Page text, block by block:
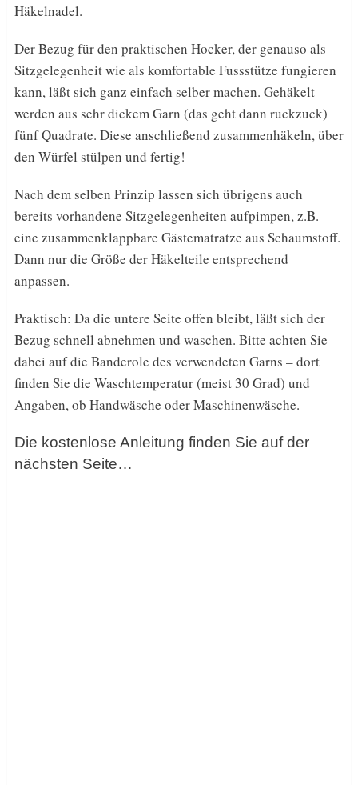
Häkelnadel.
Der Bezug für den praktischen Hocker, der genauso als
Sitzgelegenheit wie als komfortable Fussstütze fungieren
kann, läßt sich ganz einfach selber machen. Gehäkelt
werden aus sehr dickem Garn (das geht dann ruckzuck)
fünf Quadrate. Diese anschließend zusammenhäkeln, über
den Würfel stülpen und fertig!
Nach dem selben Prinzip lassen sich übrigens auch
bereits vorhandene Sitzgelegenheiten aufpimpen, z.B.
eine zusammenklappbare Gästematratze aus Schaumstoff.
Dann nur die Größe der Häkelteile entsprechend
anpassen.
Praktisch: Da die untere Seite offen bleibt, läßt sich der
Bezug schnell abnehmen und waschen. Bitte achten Sie
dabei auf die Banderole des verwendeten Garns – dort
finden Sie die Waschtemperatur (meist 30 Grad) und
Angaben, ob Handwäsche oder Maschinenwäsche.
Die kostenlose Anleitung finden Sie auf der
nächsten Seite…